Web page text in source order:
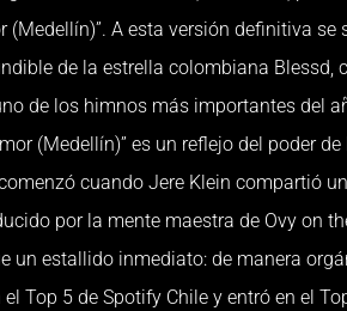
(Medellín)”. A esta versión definitiva
de la estrella colombiana Blessd,
de los himnos más importantes del
(Medellín)” es un reflejo del poder
cuando Jere Klein compartió
por la mente maestra de Ovy on
un estallido inmediato: de manera
Top 5 de Spotify Chile y entró en el